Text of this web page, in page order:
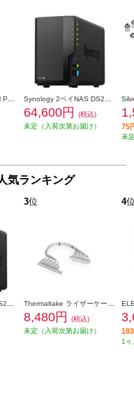
Deepcool AM5 Thermal Paste Guard R-AM5TPG-CUNNAN-G Synology 2ベイNAS DS225+ [Intel 4コアCeleron J4125搭載] DS225plus
64,600円
(税込)
未定（入荷次第お届け）
75
未
気ランキング
Synology 2ベイNAS DS225+ [Intel 4コアCeleron J4125搭載] DS225plus
3位
Thermaltake ライザーケーブル PCI-E 4.0 Dual 90 Degree Riser Cable 400mm Snow AC-077-CO6OTN-C1
8,480円
(税込)
未定（入荷次第お届け）
4
1ヶ